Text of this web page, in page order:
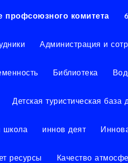
профсоюзного комитета
Администрация и
Библиотека
Детская туристическая база
школа иннов деят
ресурсы Качество